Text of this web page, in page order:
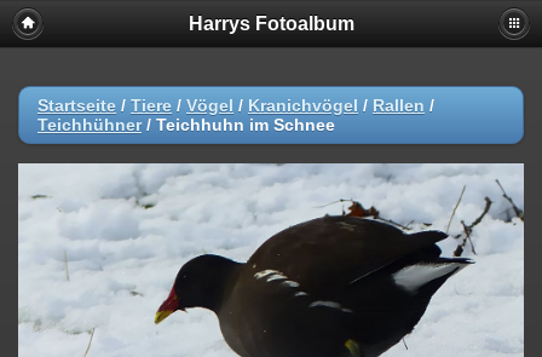
Harrys Fotoalbum
Startseite / Tiere / Vögel / Kranichvögel / Rallen /
Teichhühner/ Teichhuhn im Schnee